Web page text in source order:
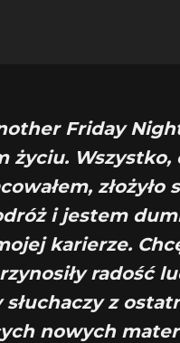
Friday
życiu. Wszystko,
złożyło
i jestem
karierze.
radość
z
nowych